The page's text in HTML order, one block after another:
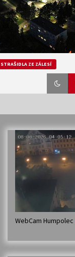
ZE ZÁLESÍ
Veselí
30.
23. 7.
14.
WebCam Humpolec